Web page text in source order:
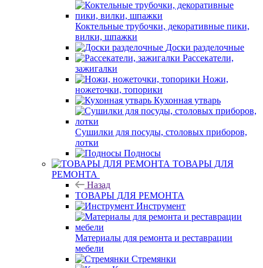
Коктельные трубочки, декоративные пики,
вилки, шпажки
Доски разделочные
Рассекатели,
зажигалки
Ножи,
ножеточки, топорики
Кухонная утварь
Сушилки для посуды, столовых приборов,
лотки
Подносы
ТОВАРЫ ДЛЯ
РЕМОНТА
Назад
ТОВАРЫ ДЛЯ РЕМОНТА
Инструмент
Материалы для ремонта и реставрации
мебели
Стремянки